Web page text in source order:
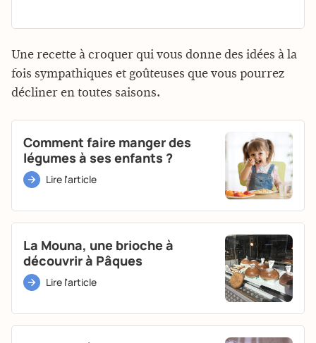
Une recette à croquer qui vous donne des idées à la
fois sympathiques et goûteuses que vous pourrez
décliner en toutes saisons.
Comment faire manger des
légumes à ses enfants ?
Lire l'article
La Mouna, une brioche à
découvrir à Pâques
Lire l'article